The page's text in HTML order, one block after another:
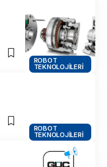
ROBOT
TEKNOLOJILERI
ROBOT
TEKNOLOJILERI